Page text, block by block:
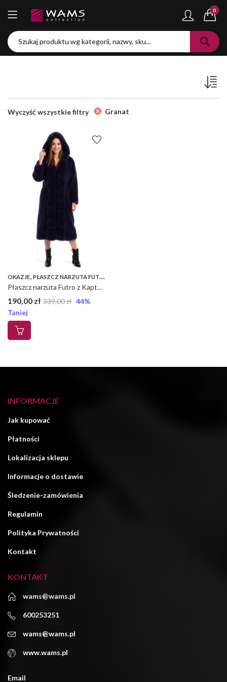
0
Wyczyść wszystkie filtry Granat
OKAZJE, PŁASZCZ NARZUTA FUTRO Z KAPTUREM
Płaszcz narzuta Futro z Kapturem – Zimowa UNI – Granat, UNI
190,00 zł 339,00zł 44%
Taniej
INFORMACJE
Jak kupować
Płatności
Lokalizacja sklepu
Informacje o dostawie
Śledzenie-zamówienia
Regulamin
Polityka Prywatności
Kontakt
KONTAKT
wams@wams.pl
600253251
wams@wams.pl
www.wams.pl
Email